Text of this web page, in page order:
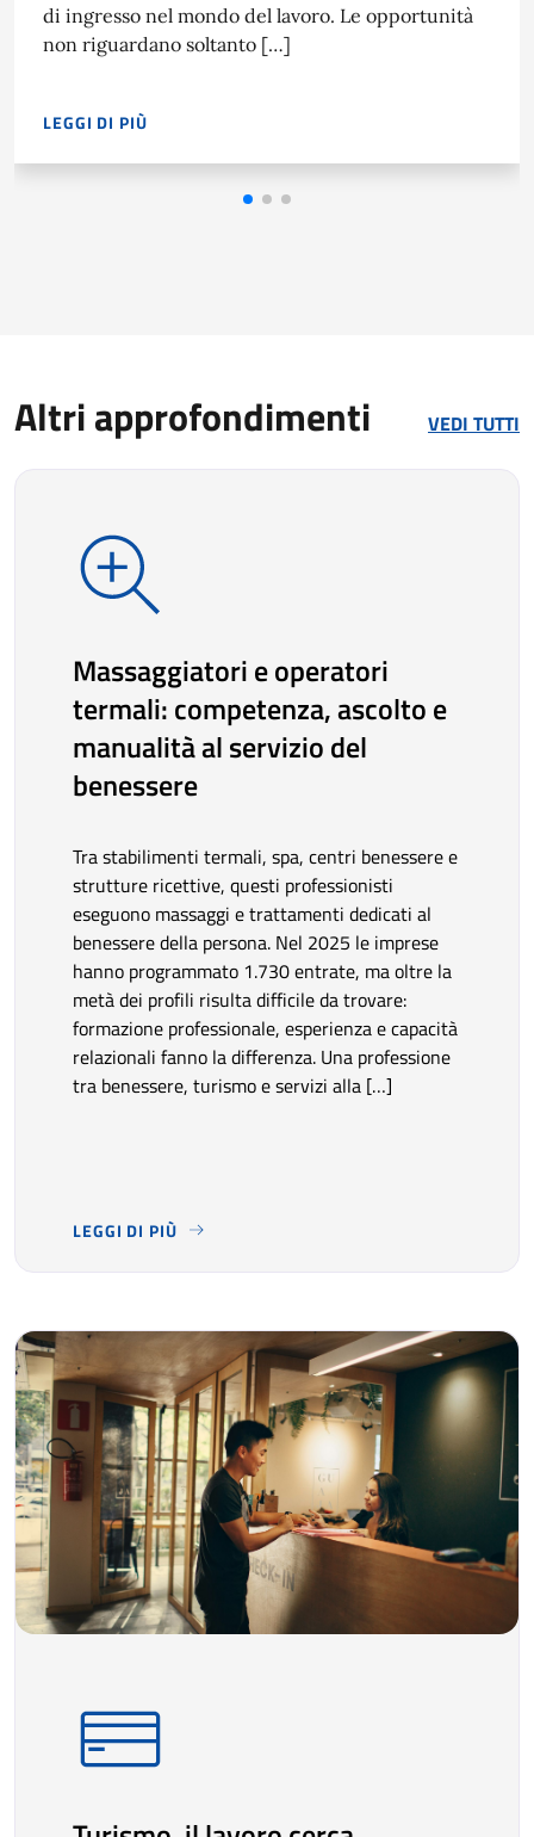
di ingresso nel mondo del lavoro. Le opportunità
non riguardano soltanto […]
LEGGI DI PIÙ
NEL 2025 LE IMPRESE HANNO PROGRAMMATO 239.410
Altri approfondimenti VEDI TUTTI
Massaggiatori e operatori
termali: competenza, ascolto e
manualità al servizio del
benessere
Tra stabilimenti termali, spa, centri benessere e
strutture ricettive, questi professionisti
eseguono massaggi e trattamenti dedicati al
benessere della persona. Nel 2025 le imprese
hanno programmato 1.730 entrate, ma oltre la
metà dei profili risulta difficile da trovare:
formazione professionale, esperienza e capacità
relazionali fanno la differenza. Una professione
tra benessere, turismo e servizi alla […]
LEGGI DI PIÙ
TRA STABILIMENTI TERMALI, SPA, CENTRI BENESSERE